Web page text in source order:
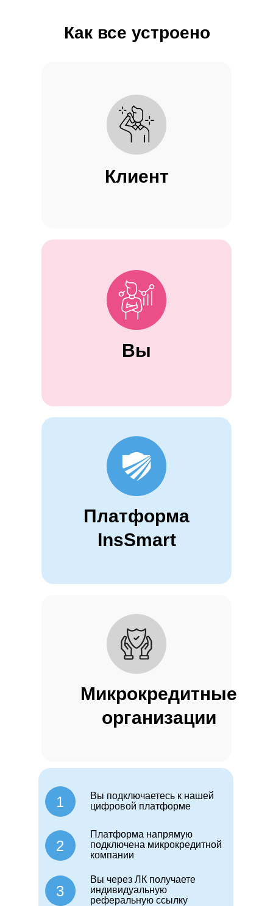
Как все устроено
Клиент
Вы
Платформа
InsSmart
Микрокредитные
организации
1
Вы подключаетесь к нашей
цифровой платформе
2
Платформа напрямую
подключена микрокредитной
компании
3
Вы через ЛК получаете
индивидуальную
реферальную ссылку